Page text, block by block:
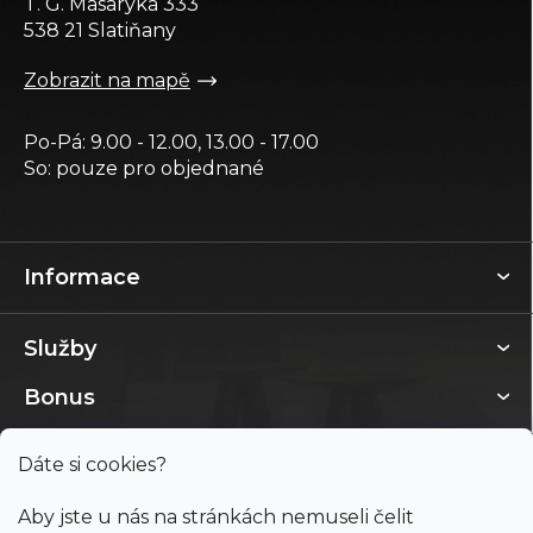
Dáte si cookies?
Aby jste u nás na stránkách nemuseli čelit
Informace
Služby
Bonus
538 21 Slatiňany
Zobrazit na mapě
Po-Pá: 9.00 - 12.00, 13.00 - 17.00
So: pouze pro objednané